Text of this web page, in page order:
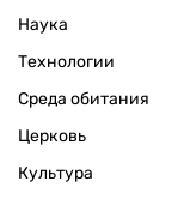
Наука
Технологии
Среда обитания
Церковь
Культура